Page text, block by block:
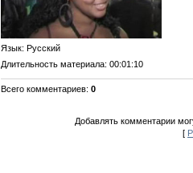
Язык: Русский
Длительность материала: 00:01:10
Всего комментариев: 0
Добавлять комментарии
[